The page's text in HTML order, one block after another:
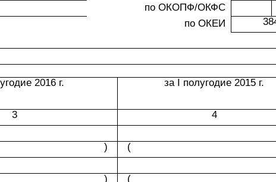
по ОКОПФ/ОКФС
по ОКЕИ
2016 г.
за I полугодие 2015 г.
3
4
)
(
) (